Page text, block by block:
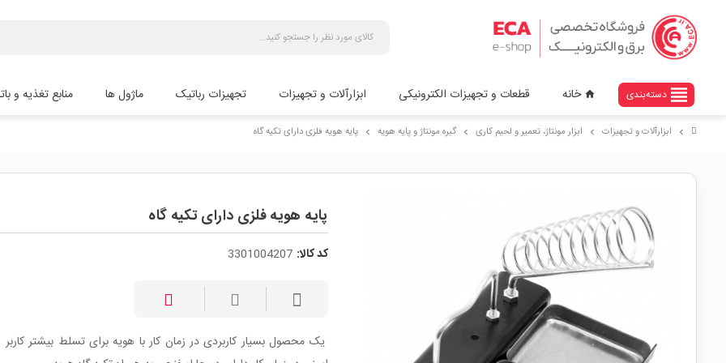
view_headline دسته‌بندی home خانه قطعات و تجهیزات الکترونیکی ابزارآلات و تجهیزات تجهیزات رباتیک ماژول ها منابع تغذیه و
chevron_right ابزارآلات و تجهیزات chevron_right ابزار مونتاژ، تعمیر و لحیم کاری chevron_right گیره مونتاژ و پایه هویه chevron_right پایه هویه فلزی دارای تکیه گاه
پایه هویه فلزی دارای تکیه گاه
کد کالا: 3301004207
یک محصول بسیار کاربردی در زمان کار با هویه برای تسلط بیشتر